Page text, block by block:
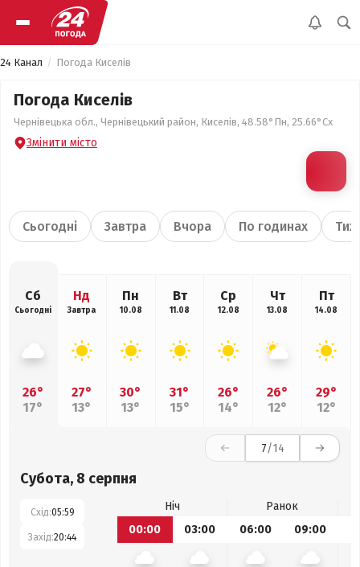
24 Канал Погода Киселів
Погода Киселів
Чернівецька обл., Чернівецький район, Киселів, 48.58°Пн, 25.66°Сх
Змінити місто
Сьогодні Завтра Вчора По годинах
Сб
Сьогодні
26°
17°
Нд
Завтра
27°
13°
Пн
10.08
30°
13°
Вт
11.08
31°
15°
Ср
12.08
26°
14°
Чт
13.08
26°
12°
Пт
14.08
29°
12°
7/14
Субота, 8 серпня
Схід:05:59
Захід:20:44
Ніч
Ранок
00:00
03:00 06:00 09:00